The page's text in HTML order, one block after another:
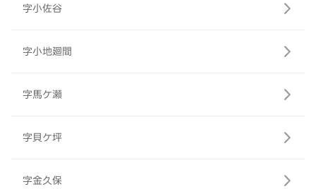
字小佐谷
字小地廻間
字馬ケ瀬
字貝ケ坪
字金久保